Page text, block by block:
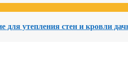
для утепления стен и кровли